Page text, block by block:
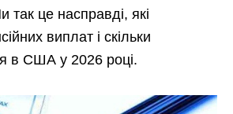
так це насправді, які
виплат і скільки
в США у 2026 році.